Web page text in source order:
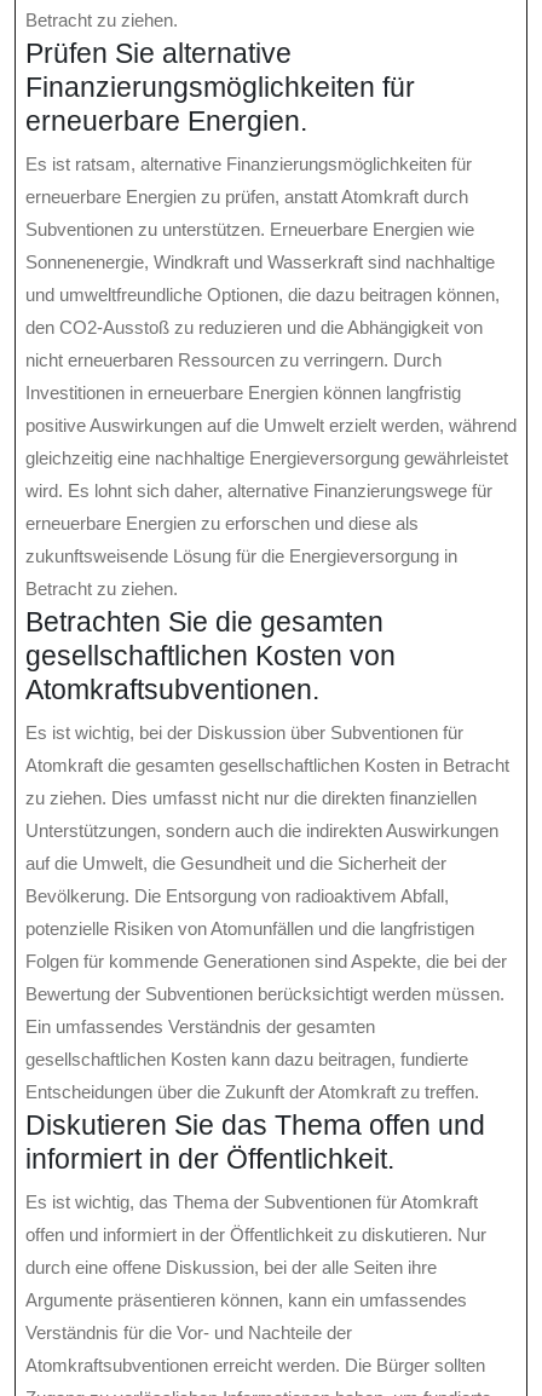
Betracht zu ziehen.
Prüfen Sie alternative
Finanzierungsmöglichkeiten für
erneuerbare Energien.
Es ist ratsam, alternative Finanzierungsmöglichkeiten für
erneuerbare Energien zu prüfen, anstatt Atomkraft durch
Subventionen zu unterstützen. Erneuerbare Energien wie
Sonnenenergie, Windkraft und Wasserkraft sind nachhaltige
und umweltfreundliche Optionen, die dazu beitragen können,
den CO2-Ausstoß zu reduzieren und die Abhängigkeit von
nicht erneuerbaren Ressourcen zu verringern. Durch
Investitionen in erneuerbare Energien können langfristig
positive Auswirkungen auf die Umwelt erzielt werden, während
gleichzeitig eine nachhaltige Energieversorgung gewährleistet
wird. Es lohnt sich daher, alternative Finanzierungswege für
erneuerbare Energien zu erforschen und diese als
zukunftsweisende Lösung für die Energieversorgung in
Betracht zu ziehen.
Betrachten Sie die gesamten
gesellschaftlichen Kosten von
Atomkraftsubventionen.
Es ist wichtig, bei der Diskussion über Subventionen für
Atomkraft die gesamten gesellschaftlichen Kosten in Betracht
zu ziehen. Dies umfasst nicht nur die direkten finanziellen
Unterstützungen, sondern auch die indirekten Auswirkungen
auf die Umwelt, die Gesundheit und die Sicherheit der
Bevölkerung. Die Entsorgung von radioaktivem Abfall,
potenzielle Risiken von Atomunfällen und die langfristigen
Folgen für kommende Generationen sind Aspekte, die bei der
Bewertung der Subventionen berücksichtigt werden müssen.
Ein umfassendes Verständnis der gesamten
gesellschaftlichen Kosten kann dazu beitragen, fundierte
Entscheidungen über die Zukunft der Atomkraft zu treffen.
Diskutieren Sie das Thema offen und
informiert in der Öffentlichkeit.
Es ist wichtig, das Thema der Subventionen für Atomkraft
offen und informiert in der Öffentlichkeit zu diskutieren. Nur
durch eine offene Diskussion, bei der alle Seiten ihre
Argumente präsentieren können, kann ein umfassendes
Verständnis für die Vor- und Nachteile der
Atomkraftsubventionen erreicht werden. Die Bürger sollten